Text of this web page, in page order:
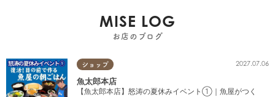
MISE LOG
お店のブログ
ショップ 2027.07.06
魚太郎本店
【魚太郎本店】怒涛の夏休みイベント①｜魚屋がつく